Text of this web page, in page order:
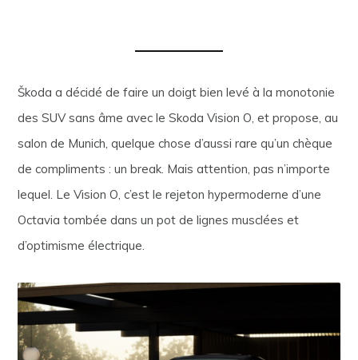
Škoda a décidé de faire un doigt bien levé à la monotonie
des SUV sans âme avec le Skoda Vision O, et propose, au
salon de Munich, quelque chose d’aussi rare qu’un chèque
de compliments : un break. Mais attention, pas n’importe
lequel. Le Vision O, c’est le rejeton hypermoderne d’une
Octavia tombée dans un pot de lignes musclées et
d’optimisme électrique.